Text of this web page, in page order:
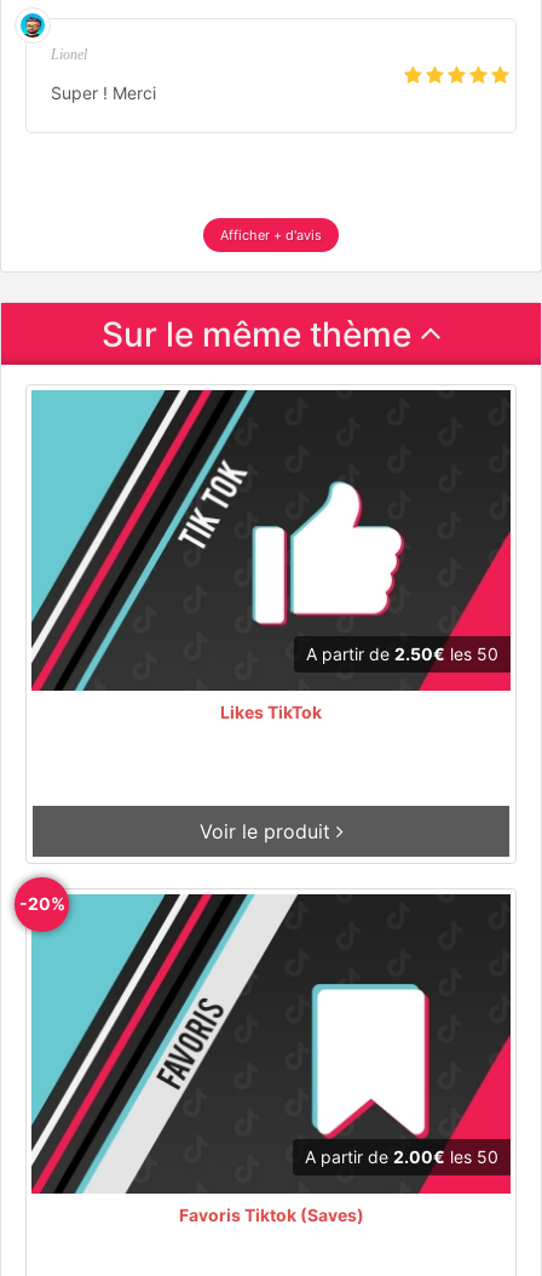
Lionel
Super ! Merci
Afficher + d'avis
Sur le même thème
A partir de 2.50€ les 50
Likes TikTok
Voir le produit
A partir de 2.00€ les 50
Favoris Tiktok (Saves)
-20%